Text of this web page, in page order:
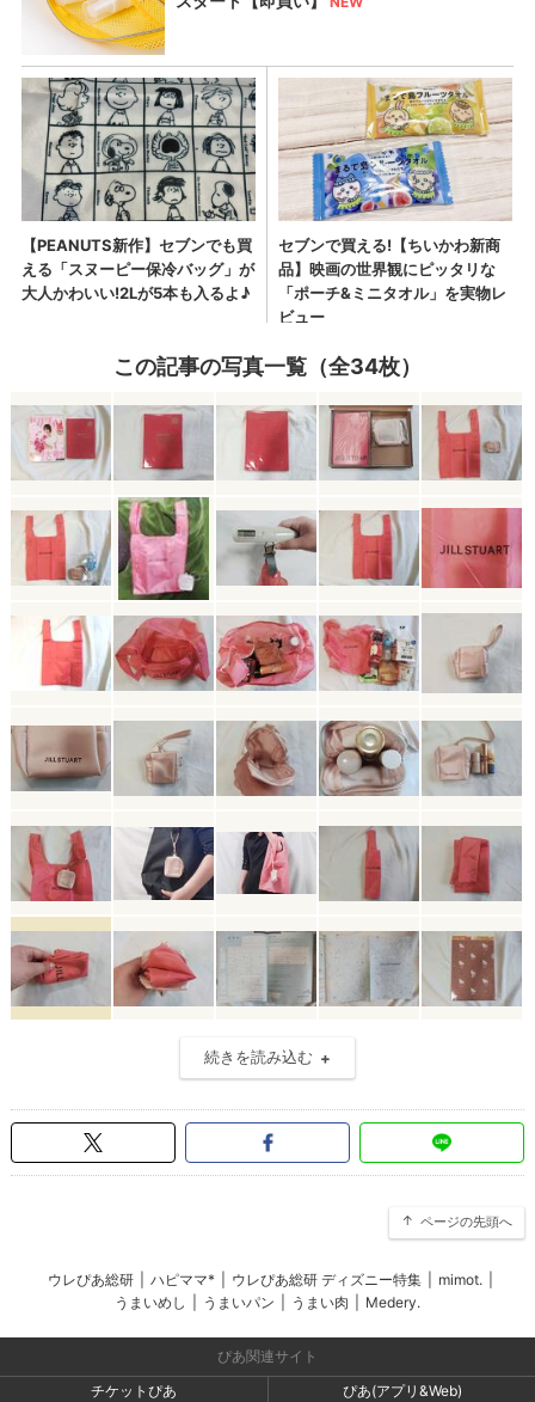
この記事の写真一覧（全34枚）
続きを読み込む
ページの先頭へ
ウレぴあ総研 ハピママ* ウレぴあ総研 ディズニー特集 mimot.
うまいめし
うまいパン うまい肉 Medery.
ぴあ関連サイト
チケットぴあ
ぴあ(アプリ&Web)